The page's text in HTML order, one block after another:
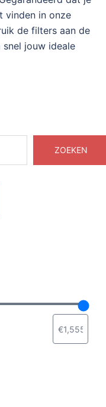
vinden in onze
de filters aan de
jouw ideale
ZOEKEN